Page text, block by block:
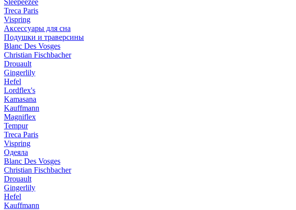
Sleepeezee
Treca Paris
Vispring
Аксессуары для сна
Подушки и траверсины
Blanc Des Vosges
Christian Fischbacher
Drouault
Gingerlily
Hefel
Lordflex's
Kamasana
Kauffmann
Magniflex
Tempur
Treca Paris
Vispring
Одеяла
Blanc Des Vosges
Christian Fischbacher
Drouault
Gingerlily
Hefel
Kauffmann